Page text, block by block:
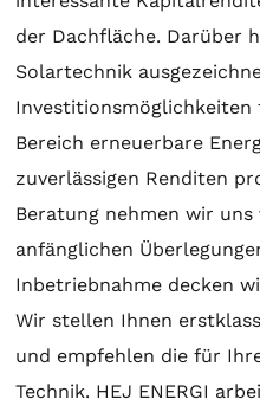
der Dachfläche. Darüber
Solartechnik
Investitionsmöglichkeiten
Bereich erneuerbare
zuverlässigen Renditen
Beratung nehmen wir uns
anfänglichen
Inbetriebnahme decken
Wir stellen Ihnen
und empfehlen die für
Technik. HEJ ENERGI